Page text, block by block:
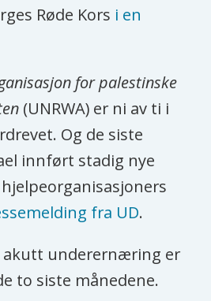
Røde Kors i en
for palestinske
(UNRWA) er ni av ti i
Og de siste
innført stadig nye
fra UD.
akutt underernæring er
to siste månedene.